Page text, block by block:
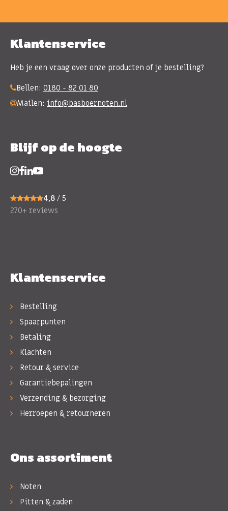
Klantenservice
Heb je een vraag over onze producten of je bestelling?
Bellen: 0180 - 82 01 80
Mailen: info@basboernoten.nl
Blijf op de hoogte
4,8 / 5
270+ reviews
Klantenservice
Bestelling
Spaarpunten
Betaling
Klachten
Retour & service
Garantiebepalingen
Verzending & bezorging
Herroepen & retourneren
Ons assortiment
Noten
Pitten & zaden